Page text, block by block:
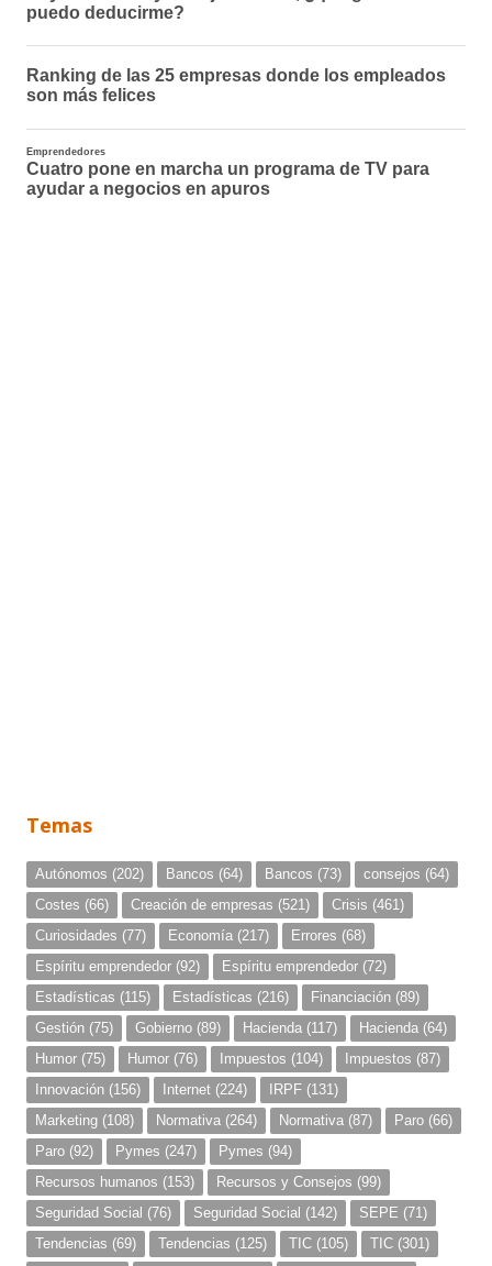
Temas
Autónomos (202) Bancos (64) Bancos (73) consejos (64)
Costes (66) Creación de empresas (521) Crisis (461)
Curiosidades (77) Economía (217) Errores (68)
Espíritu emprendedor (92) Espíritu emprendedor (72)
Estadísticas (115) Estadísticas (216) Financiación (89)
Gestión (75) Gobierno (89) Hacienda (117) Hacienda (64)
Humor (75) Humor (76) Impuestos (104) Impuestos (87)
Innovación (156) Internet (224) IRPF (131)
Marketing (108) Normativa (264) Normativa (87) Paro (66)
Paro (92) Pymes (247) Pymes (94)
Recursos humanos (153) Recursos y Consejos (99)
Seguridad Social (76) Seguridad Social (142) SEPE (71)
Tendencias (69) Tendencias (125) TIC (105) TIC (301)